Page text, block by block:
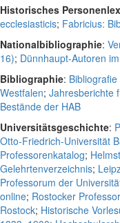
Historisches
ecclesiasticis; Fabricius:
Nationalbibliographie:
16); Dünnhaupt-Autoren
Bibliographie:
Westfalen; Jahresberichte
Bestände der HAB
Universitätsgeschichte:
Otto-Friedrich-Universität
Professorenkatalog;
Gelehrtenverzeichnis;
Professorum der
online; Rostocker
Rostock; Historische